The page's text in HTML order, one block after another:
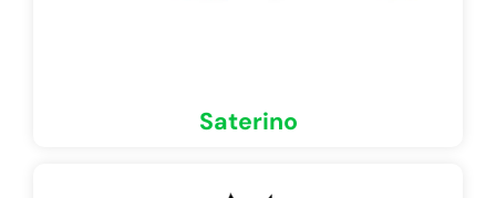
Saterino